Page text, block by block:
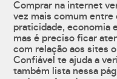
Comprar na internet
vez mais comum entre
praticidade, economia
mas é preciso ficar
com relação aos sites
Confiável te ajuda a
também lista nessa